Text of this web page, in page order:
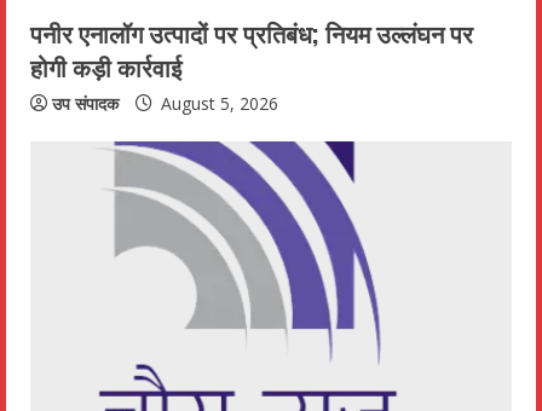
पनीर एनालॉग उत्पादों पर प्रतिबंध; नियम उल्लंघन पर
होगी कड़ी कार्रवाई
उप संपादक August 5, 2026